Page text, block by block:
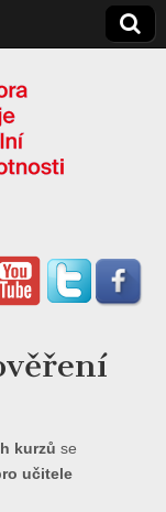
kurzů se
učitele